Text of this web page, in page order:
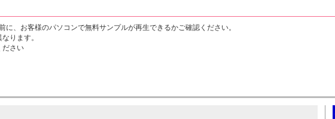
、お客様のパソコンで無料サンプルが再生できるかご確認ください。
ります。
ださい